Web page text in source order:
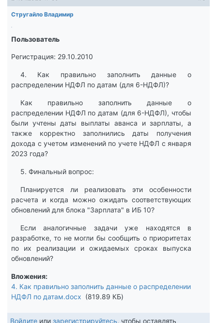
Стругайло Владимир
Пользователь
Регистрация: 29.10.2010
4. Как правильно заполнить данные о
распределении НДФЛ по датам (для 6-НДФЛ)?
Как правильно заполнить данные о
распределении НДФЛ по датам (для 6-НДФЛ), чтобы
были учтены даты выплаты аванса и зарплаты, а
также корректно заполнились даты получения
дохода с учетом изменений по учете НДФЛ с января
2023 года?
5. Финальный вопрос:
Планируется ли реализовать эти особенности
расчета и когда можно ожидать соответствующих
обновлений для блока "Зарплата" в ИБ 10?
Если аналогичные задачи уже находятся в
разработке, то не могли бы сообщить о приоритетах
по их реализации и ожидаемых сроках выпуска
обновлений?
Вложения
4. Как правильно заполнить данные о распределении
НДФЛ по датам.docx
819.89 КБ
Войдите или зарегистрируйтесь, чтобы оставлять